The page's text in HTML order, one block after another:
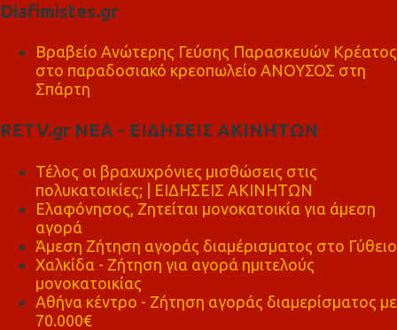
Diafimistes.gr
Βραβείο Ανώτερης Γεύσης Παρασκευών Κρέατος
στο παραδοσιακό κρεοπωλείο ΑΝΟΥΣΟΣ στη
Σπάρτη
RETV.gr ΝΕΑ - ΕΙΔΗΣΕΙΣ ΑΚΙΝΗΤΩΝ
Τέλος οι βραχυχρόνιες μισθώσεις στις
πολυκατοικίες; | ΕΙΔΗΣΕΙΣ ΑΚΙΝΗΤΩΝ
Ελαφόνησος, Ζητείται μονοκατοικία για άμεση
αγορά
Άμεση Ζήτηση αγοράς διαμέρισματος στο Γύθειο
Χαλκίδα - Ζήτηση για αγορά ημιτελούς
μονοκατοικίας
Αθήνα κέντρο - Ζήτηση αγοράς διαμερίσματος με
70.000€